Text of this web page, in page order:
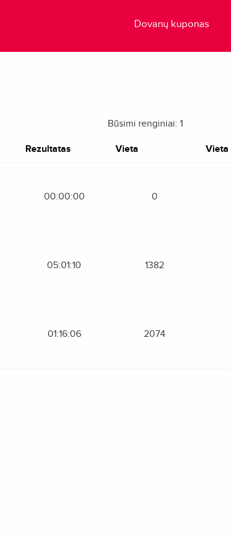
Dovanų kuponas
Būsimi renginiai: 1
Rezultatas Vieta Vieta
00:00:00 0
05:01:10 1382
01:16:06 2074